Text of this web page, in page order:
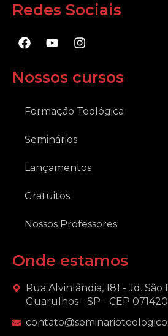
Redes Sociais
F
a
e
b
o
Y
o
t
u
e
I
n
t
a
r
Nossos cursos
Formação Teológica
Seminários
Lançamentos
Gratuitos
Nossos Professores
Onde estamos
Rua Alvinlândia, 181 - Jd.
Guarulhos - SP - CEP